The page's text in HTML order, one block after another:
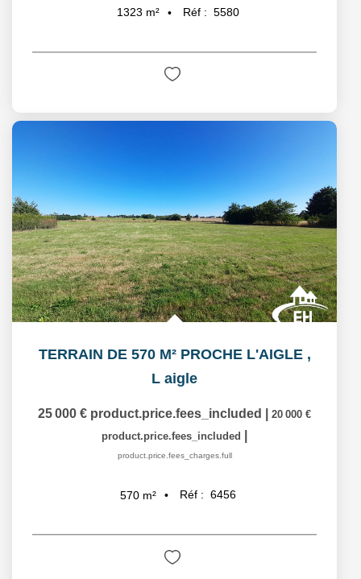
1323 m² Réf : 5580
TERRAIN DE 570 M² PROCHE L'AIGLE ,
L aigle
25 000 € product.price.fees_included
20 000 €
product.price.fees_included
product.price.fees_charges.full
570 m² Réf : 6456